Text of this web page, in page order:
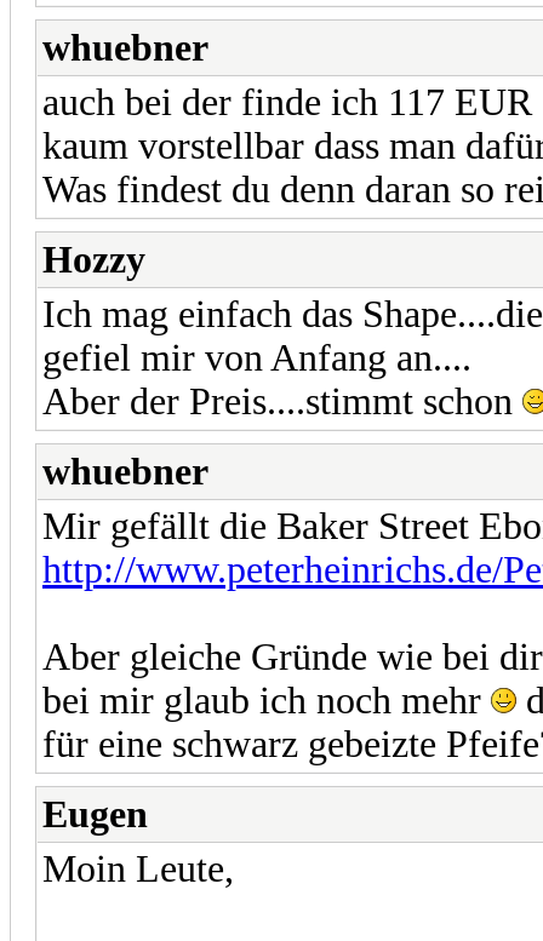
whuebner
auch bei der finde ich 117
kaum vorstellbar dass man
Was findest du denn daran so
Hozzy
Ich mag einfach das
gefiel mir von Anfang an....
Aber der Preis....stimmt schon
whuebner
Mir gefällt die Baker Street
http://www.peterheinrichs.de/
Aber gleiche Gründe wie bei
bei mir glaub ich noch mehr
für eine schwarz gebeizte
Eugen
Moin Leute,